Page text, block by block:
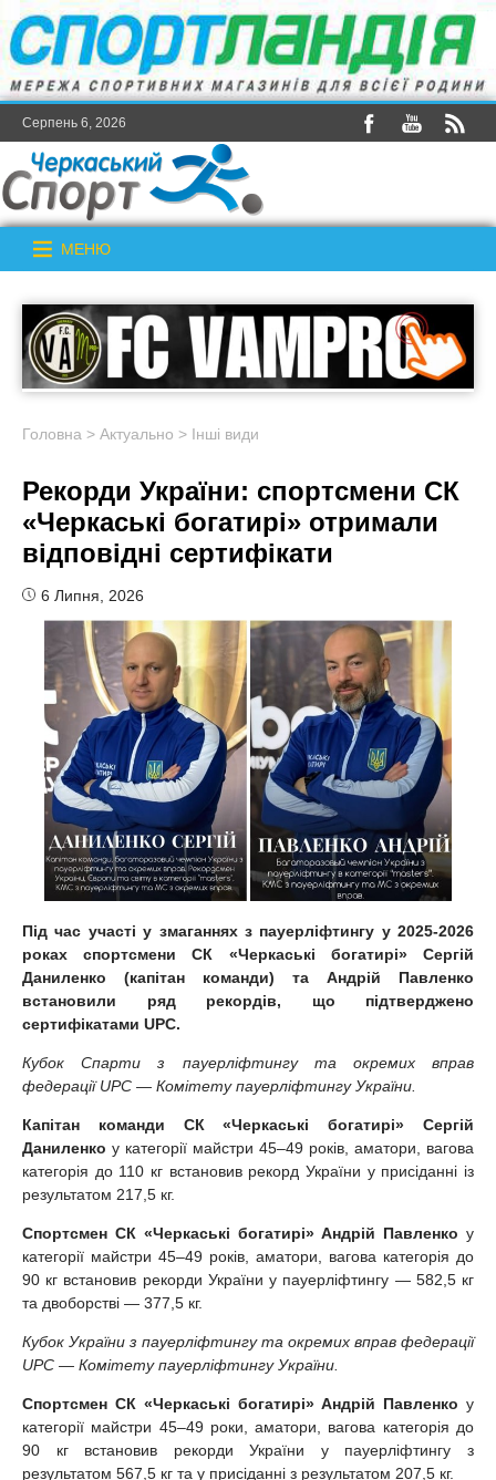
Серпень 6, 2026
МЕНЮ
Головна > Актуально > Інші види
Рекорди України: спортсмени СК
«Черкаські богатирі» отримали
відповідні сертифікати
6 Липня, 2026
Під час участі у змаганнях з пауерліфтингу у 2025-2026
роках спортсмени СК «Черкаські богатирі» Сергій
Даниленко (капітан команди) та Андрій Павленко
встановили ряд рекордів, що підтверджено
сертифікатами UPC.
Кубок Спарти з пауерліфтингу та окремих вправ
федерації UPC — Комітету пауерліфтингу України.
Капітан команди СК «Черкаські богатирі» Сергій
Даниленко у категорії майстри 45–49 років, аматори, вагова
категорія до 110 кг встановив рекорд України у присіданні із
результатом 217,5 кг.
Спортсмен СК «Черкаські богатирі» Андрій Павленко у
категорії майстри 45–49 років, аматори, вагова категорія до
90 кг встановив рекорди України у пауерліфтингу — 582,5 кг
та двоборстві — 377,5 кг.
Кубок України з пауерліфтингу та окремих вправ федерації
UPC — Комітету пауерліфтингу України.
Спортсмен СК «Черкаські богатирі» Андрій Павленко у
категорії майстри 45–49 роки, аматори, вагова категорія до
90 кг встановив рекорди України у пауерліфтингу з
результатом 567,5 кг та у присіданні з результатом 207,5 кг.